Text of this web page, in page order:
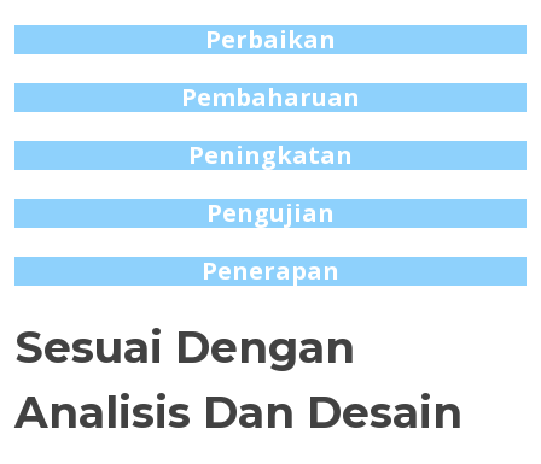
Perbaikan
Pembaharuan
Peningkatan
Pengujian
Penerapan
Sesuai Dengan
Analisis Dan Desain